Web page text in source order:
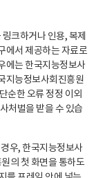
크하거나 인용, 복제
에서 제공하는 자료로
에는 한국지능정보사
지능정보사회진흥원
순한 오류 정정 이외
처벌을 받을 수 있습
우, 한국지능정보사
의 첫 화면을 통하도